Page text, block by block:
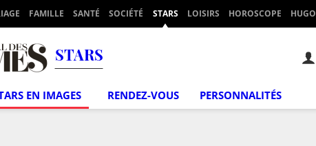
FAMILLE SANTÉ SOCIÉTÉ STARS LOISIRS HOROSCOPE HUGO
STARS
EN IMAGES RENDEZ-VOUS PERSONNALITÉS